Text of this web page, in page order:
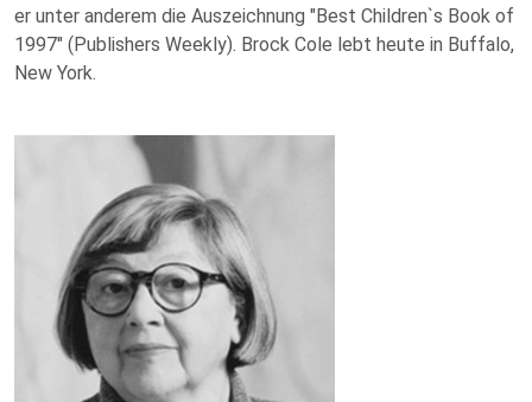
er unter anderem die Auszeichnung "Best Children`s Book of
1997" (Publishers Weekly). Brock Cole lebt heute in Buffalo,
New York.